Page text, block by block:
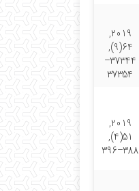
2019,
64(9),
37344–
37354
2019,
51(4),
388–396